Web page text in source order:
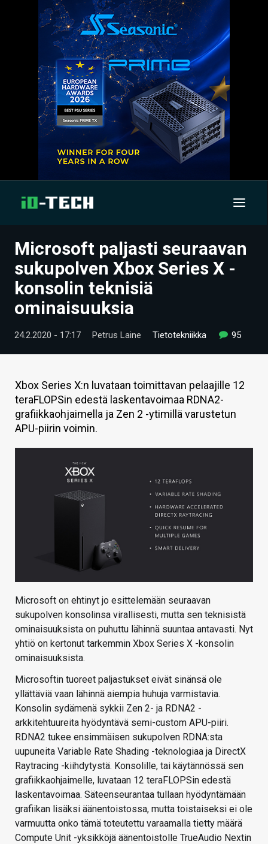
UUTISET
ARTIKKELIT
VIDEOT
TECHBBS
HINTA.FI
KAUPPA
VAIHDA TEEMA
Microsoft paljasti seuraavan
sukupolven Xbox Series X -
konsolin teknisiä
ominaisuuksia
24.2.2020 - 17:17 Petrus Laine Tietotekniikka 95
Xbox Series X:n luvataan toimittavan pelaajille 12
teraFLOPSin edestä laskentavoimaa RDNA2-
grafiikkaohjaimella ja Zen 2 -ytimillä varustetun
APU-piirin voimin.
Microsoft on ehtinyt jo esittelemään seuraavan
sukupolven konsolinsa virallisesti, mutta sen teknisistä
ominaisuuksista on puhuttu lähinnä suuntaa antavasti. Nyt
yhtiö on kertonut tarkemmin Xbox Series X -konsolin
ominaisuuksista.
Microsoftin tuoreet paljastukset eivät sinänsä ole
yllättäviä vaan lähinnä aiempia huhuja varmistavia.
Konsolin sydämenä sykkii Zen 2- ja RDNA2 -
arkkitehtuureita hyödyntävä semi-custom APU-piiri.
RDNA2 tukee ensimmäisen sukupolven RDNA:sta
uupuneita Variable Rate Shading -teknologiaa ja DirectX
Raytracing -kiihdytystä. Konsolille, tai käytännössä sen
grafiikkaohjaimelle, luvataan 12 teraFLOPSin edestä
laskentavoimaa. Säteenseurantaa tullaan hyödyntämään
grafiikan lisäksi äänentoistossa, mutta toistaiseksi ei ole
varmuutta onko tämä toteutettu varaamalla tietty määrä
Compute Unit -yksikköjä äänentoistolle TrueAudio Nextin